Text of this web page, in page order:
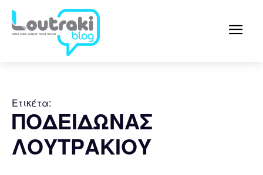
Ετικέτα:
ΠΟΔΕΙΔΩΝΑΣ
ΛΟΥΤΡΑΚΙΟΥ